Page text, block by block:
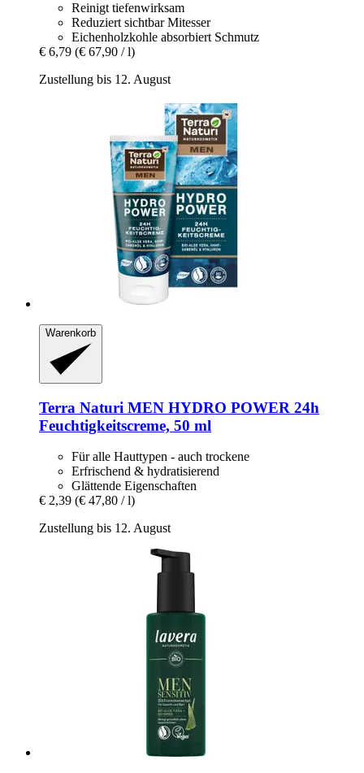
Reinigt tiefenwirksam
Reduziert sichtbar Mitesser
Eichenholzkohle absorbiert Schmutz
€ 6,79 (€ 67,90 / l)
Zustellung bis 12. August
Warenkorb
Terra Naturi MEN HYDRO POWER 24h
Feuchtigkeitscreme, 50 ml
Für alle Hauttypen - auch trockene
Erfrischend & hydratisierend
Glättende Eigenschaften
€ 2,39 (€ 47,80 / l)
Zustellung bis 12. August